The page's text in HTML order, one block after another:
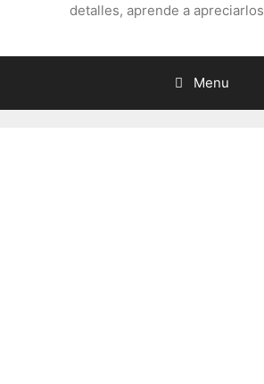
detalles, aprende a apreciarlos
Menu